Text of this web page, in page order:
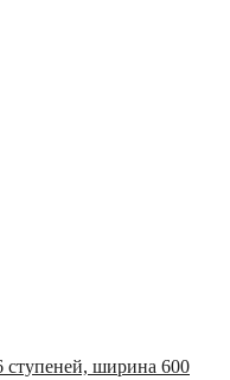
ступеней, ширина 600